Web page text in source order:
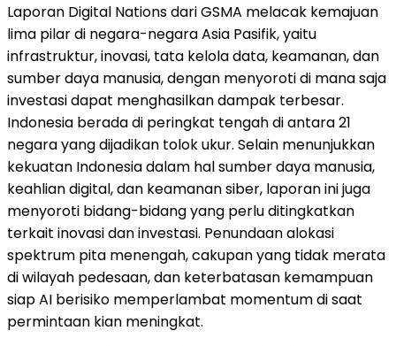
Laporan Digital Nations dari GSMA melacak kemajuan
lima pilar di negara-negara Asia Pasifik, yaitu
infrastruktur, inovasi, tata kelola data, keamanan, dan
sumber daya manusia, dengan menyoroti di mana saja
investasi dapat menghasilkan dampak terbesar.
Indonesia berada di peringkat tengah di antara 21
negara yang dijadikan tolok ukur. Selain menunjukkan
kekuatan Indonesiadalam hal sumber daya manusia,
keahlian digital, dan keamanan siber, laporan ini juga
menyoroti bidang-bidang yang perlu ditingkatkan
terkait inovasi dan investasi. Penundaan alokasi
spektrum pita menengah, cakupan yang tidak merata
di wilayah pedesaan, dan keterbatasan kemampuan
siap AI berisiko memperlambat momentum di saat
permintaan kian meningkat.